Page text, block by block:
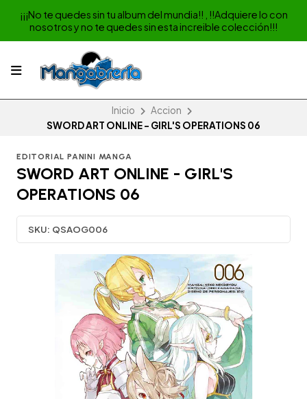
¡¡¡No te quedes sin tu album del mundia!! , !!Adquiere lo con
nosotros y no te quedes sin esta increible colección!!!
Inicio
Accion
SWORD ART ONLINE - GIRL'S OPERATIONS 06
EDITORIAL PANINI MANGA
SWORD ART ONLINE - GIRL'S
OPERATIONS 06
SKU: QSAOG006